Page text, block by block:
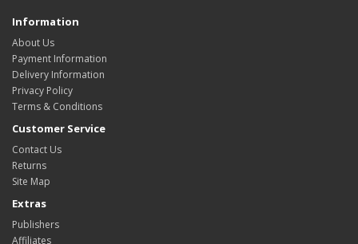
Information
About Us
Payment Information
Delivery Information
Privacy Policy
Terms & Conditions
Customer Service
Contact Us
Returns
Site Map
Extras
Publishers
Affiliates